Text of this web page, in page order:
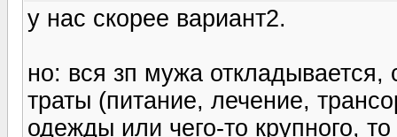
у нас скорее вариант2.
но: вся зп мужа
траты (питание, лечение,
одежды или чего-то крупного,